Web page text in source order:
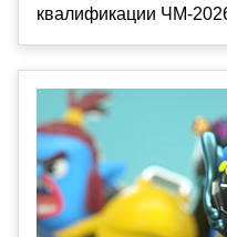
квалификации ЧМ-